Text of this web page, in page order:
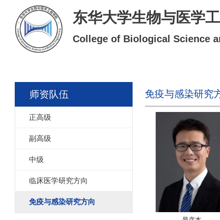
东华大学生物与医学
College of Biological Science
师资队伍
正高级
副高级
中级
临床医学研究方向
免疫与感染研究方向
免疫与感染研究